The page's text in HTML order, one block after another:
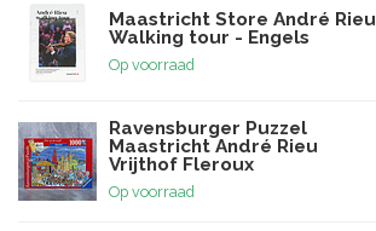
Maastricht Store André Rieu
Walking tour - Engels
Op voorraad
Ravensburger Puzzel
Maastricht André Rieu
Vrijthof Fleroux
Op voorraad